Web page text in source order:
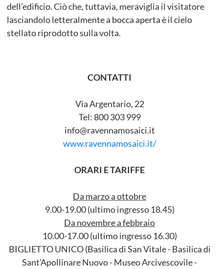
dell’edificio. Ciò che, tuttavia, meraviglia il visitatore
lasciandolo letteralmente a bocca aperta è il cielo
stellato riprodotto sulla volta.
CONTATTI
Via Argentario, 22
Tel: 800 303 999
info@ravennamosaici.it
www.ravennamosaici.it/
ORARI E TARIFFE
Da marzo a ottobre
9.00-19.00 (ultimo ingresso 18.45)
Da novembre a febbraio
10.00-17.00 (ultimo ingresso 16.30)
BIGLIETTO UNICO (Basilica di San Vitale - Basilica di
Sant’Apollinare Nuovo - Museo Arcivescovile -